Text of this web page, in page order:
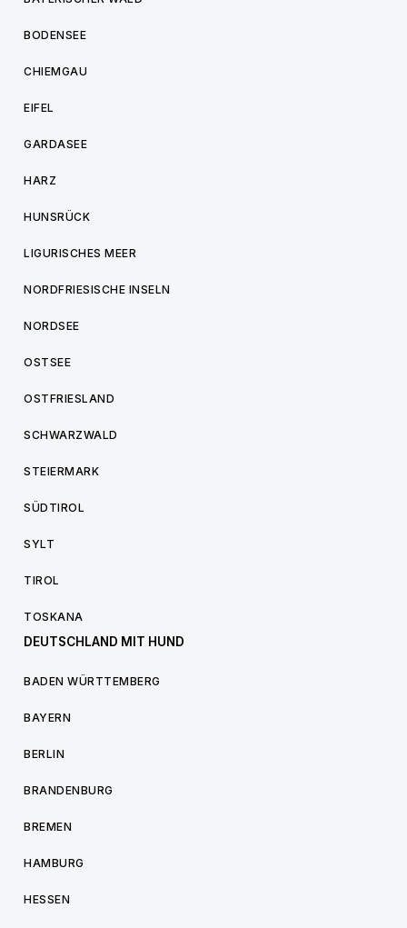
BODENSEE
CHIEMGAU
EIFEL
GARDASEE
HARZ
HUNSRÜCK
LIGURISCHES MEER
NORDFRIESISCHE INSELN
NORDSEE
OSTSEE
OSTFRIESLAND
SCHWARZWALD
STEIERMARK
SÜDTIROL
SYLT
TIROL
TOSKANA
DEUTSCHLAND MIT HUND
BADEN WÜRTTEMBERG
BAYERN
BERLIN
BRANDENBURG
BREMEN
HAMBURG
HESSEN